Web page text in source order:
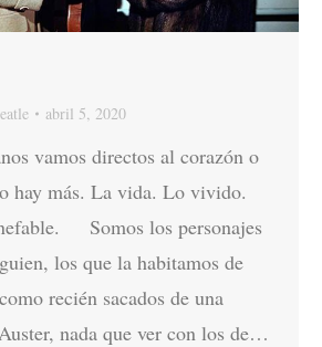
abril 5, 2020
vamos directos al corazón o
hay más. La vida. Lo vivido.
Somos los personajes
los que la habitamos de
recién sacados de una
nada que ver con los de…